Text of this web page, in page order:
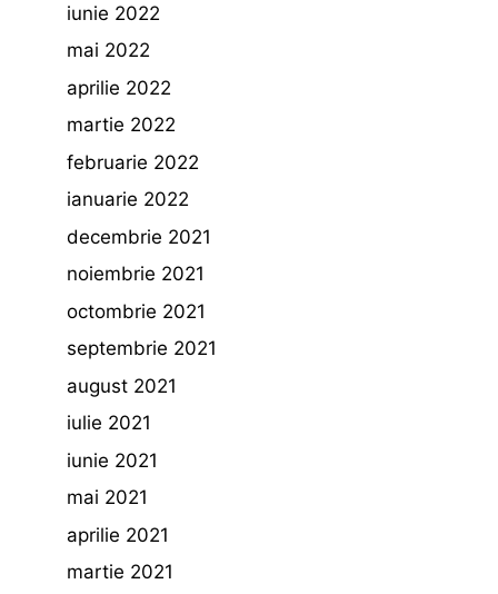
iunie 2022
mai 2022
aprilie 2022
martie 2022
februarie 2022
ianuarie 2022
decembrie 2021
noiembrie 2021
octombrie 2021
septembrie 2021
august 2021
iulie 2021
iunie 2021
mai 2021
aprilie 2021
martie 2021